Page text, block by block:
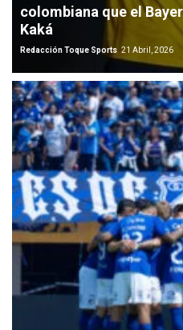
colombiana que el
Kaká
Redacción Toque Sports 21 Abril, 2026